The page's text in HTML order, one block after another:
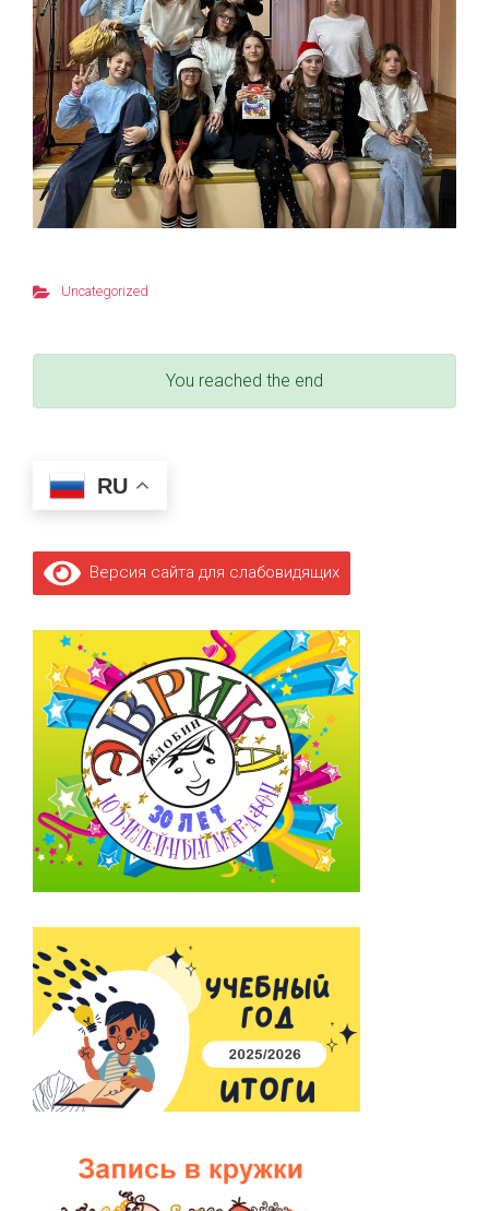
Uncategorized
You reached the end
RU
Версия сайта для слабовидящих